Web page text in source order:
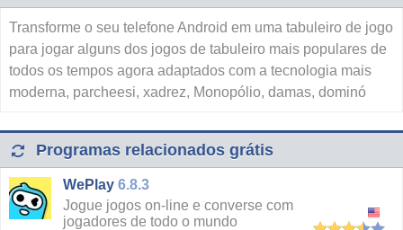
Transforme o seu telefone Android em uma tabuleiro de jogo
para jogar alguns dos jogos de tabuleiro mais populares de
todos os tempos agora adaptados com a tecnologia mais
moderna, parcheesi, xadrez, Monopólio, damas, dominó
Programas relacionados grátis
WePlay 6.8.3
Jogue jogos on-line e converse com
jogadores de todo o mundo